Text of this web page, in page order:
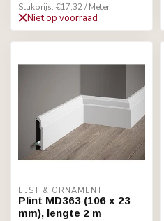
Stukprijs: €17,32 / Meter
Niet op voorraad
LIJST & ORNAMENT
Plint MD363 (106 x 23
mm), lengte 2 m